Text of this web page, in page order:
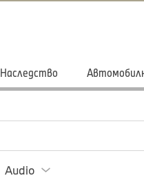
Наследство
Audio